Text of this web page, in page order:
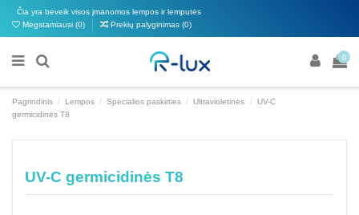
Čia yra beveik visos įmanomos lempos ir lemputės
Mėgstamiausi (0) Prekių palyginimas (0)
0
Pagrindinis Lempos Specialios paskirties Ultravioletinės
UV-C
germicidinės T8
UV-C germicidinės T8